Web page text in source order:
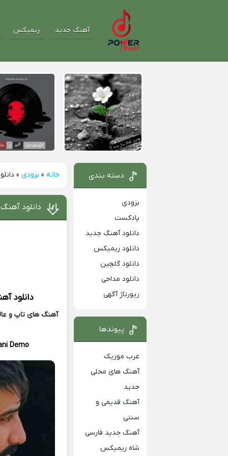
آهنگ جدید ریمیکس
خانه » بزودی »
دانلود
دانلود
آهنگ های تاپ و
Demo
دسته بندی
بزودی
پادکست
دانلود آهنگ جدید
دانلود ریمیکس
دانلود گلچین
دانلود مداحی
رپورتاژ آگهی
پیوندها
غرب موزیک
آهنگ های محلی
جدید
آهنگ قدیمی و
سنتی
آهنگ جدید فارسی
شاه ریمیکس